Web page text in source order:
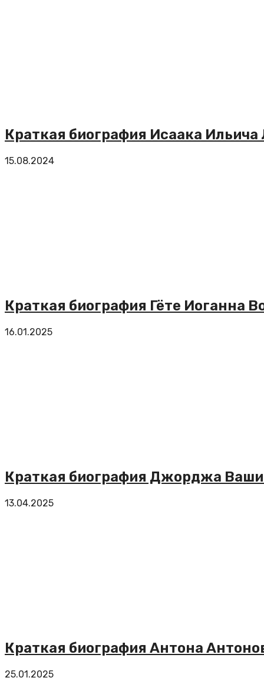
Краткая биография Исаака Ильича
15.08.2024
Краткая биография Гёте Иоганна
16.01.2025
Краткая биография Джорджа
13.04.2025
Краткая биография Антона
25.01.2025